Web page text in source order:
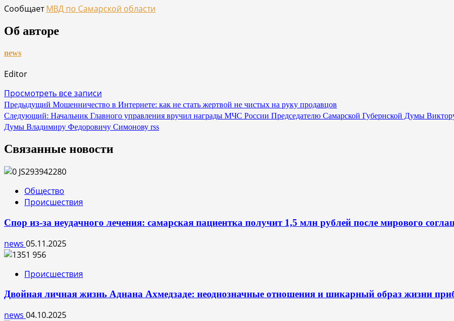
СообщаетМВД по Самарской области
Об авторе
news
Editor
Просмотреть все записи
Навигация
по
записям
Предыдущий Мошенничество в Интернете: как не стать жертвой не чистых на руку продавцов
Следующий: Начальник Главного управления вручил награды МЧС России Председателю Самарской Губернской Думы
Думы Владимиру Федоровичу Симонову rss
Связанные новости
Общество
Происшествия
Спор из-за неудачного лечения: самарская пациентка получит 1,5 млн рублей после мирового
news 05.11.2025
Происшествия
Двойная личная жизнь Аднана Ахмедзаде: неоднозначные отношения и шикарный образ жизни
news 04.10.2025